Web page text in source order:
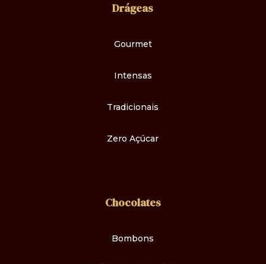
Drágeas
Gourmet
Intensas
Tradicionais
Zero Açúcar
Chocolates
Bombons